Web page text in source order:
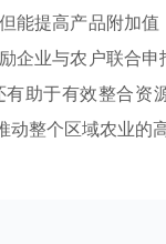
能提高产品附加
企业与农户联合
助于有效整合资
整个区域农业的高